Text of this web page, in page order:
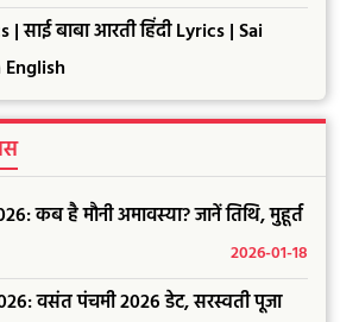
साई बाबा आरती हिंदी Lyrics | Sai
कब है मौनी अमावस्या? जानें तिथि, मुहूर्त
2026-01-18
वसंत पंचमी 2026 डेट, सरस्वती पूजा